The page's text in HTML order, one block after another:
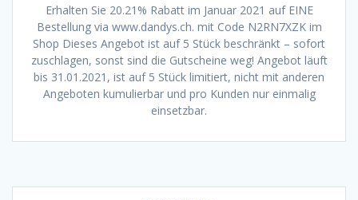
Erhalten Sie 20.21% Rabatt im Januar 2021 auf EINE
Bestellung via www.dandys.ch. mit Code N2RN7XZK im
Shop Dieses Angebot ist auf 5 Stück beschränkt – sofort
zuschlagen, sonst sind die Gutscheine weg! Angebot läuft
bis 31.01.2021, ist auf 5 Stück limitiert, nicht mit anderen
Angeboten kumulierbar und pro Kunden nur einmalig
einsetzbar.